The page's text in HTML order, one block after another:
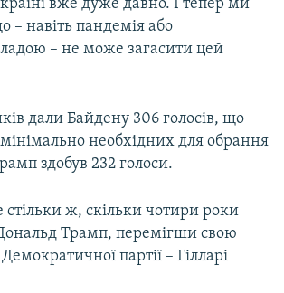
країні вже дуже давно. І тепер ми
– навіть пандемія або
– не може загасити цей
дали Байдену 306 голосів, що
необхідних для обрання
здобув 232 голоси.
стільки ж, скільки чотири роки
Трамп, перемігши свою
партії – Гілларі